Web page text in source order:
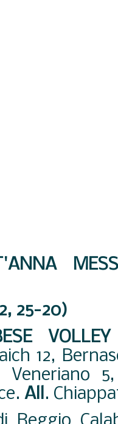
25-20)
12,
Veneriano
All.